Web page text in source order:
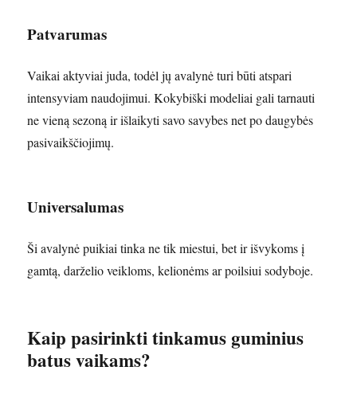
Patvarumas
Vaikai aktyviai juda, todėl jų avalynė turi būti atspari
intensyviam naudojimui. Kokybiški modeliai gali tarnauti
ne vieną sezoną ir išlaikyti savo savybes net po daugybės
pasivaikščiojimų.
Universalumas
Ši avalynė puikiai tinka ne tik miestui, bet ir išvykoms į
gamtą, darželio veikloms, kelionėms ar poilsiui sodyboje.
Kaip pasirinkti tinkamus guminius
batus vaikams?